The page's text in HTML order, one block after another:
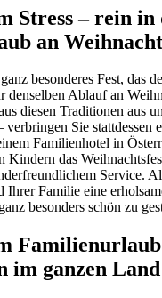
Stress – rein in
an
besonderes Fest, das
denselben Ablauf an
diesen Traditionen aus
verbringen Sie stattdessen
Familienhotel in
Kindern das
Service.
Ihrer Familie eine
besonders schön zu
im ganzen Land